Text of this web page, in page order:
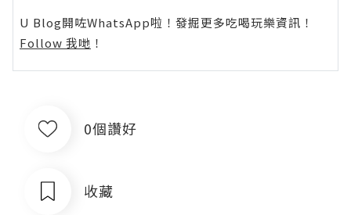
U Blog開咗WhatsApp啦！發掘更多吃喝玩樂資訊！
Follow 我哋 ！
0個讚好
收藏